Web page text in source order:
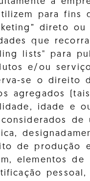
para fins
direto ou
que
lists" para
e/ou
se o direito
agregados
idade e
de
de produção
elementos de